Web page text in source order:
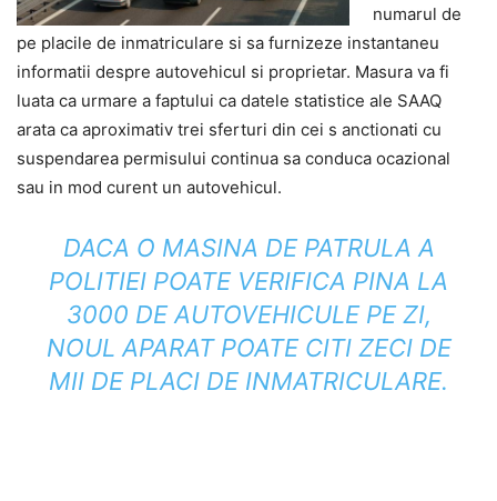
numarul de
pe placile de inmatriculare si sa furnizeze instantaneu
informatii despre autovehicul si proprietar. Masura va fi
luata ca urmare a faptului ca datele statistice ale SAAQ
arata ca aproximativ trei sferturi din cei s anctionati cu
suspendarea permisului continua sa conduca ocazional
sau in mod curent un autovehicul.
DACA O MASINA DE PATRULA A
POLITIEI POATE VERIFICA PINA LA
3000 DE AUTOVEHICULE PE ZI,
NOUL APARAT POATE CITI ZECI DE
MII DE PLACI DE INMATRICULARE.